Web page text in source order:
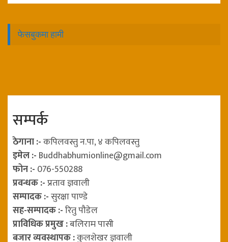
फेसबुकमा हामी
सम्पर्क
ठेगाना :-कपिलवस्तु न.पा, ४ कपिलवस्तु
इमेल :- Buddhabhumionline@gmail.com
फोन :- 076-550288
प्रवन्धक :-प्रताव ज्ञवाली
सम्पादक :-सुरक्षा पाण्डे
सह-सम्पादक :-रितु पौडेल
प्राविधिक प्रमुख :बलिराम पासी
बजार व्यवस्थापक :कुलशेखर ज्ञवाली